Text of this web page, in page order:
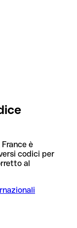
è
codici per
al